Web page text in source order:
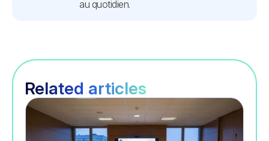
au quotidien.
Related articles
Gestion